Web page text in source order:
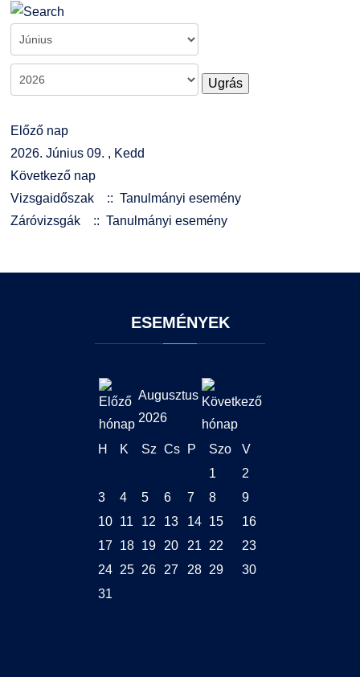
Nemzetközi Lehetőségek
Fordítási Szolgáltatások
GY.I.K.
Átjelentkezőknek
TDK/Tehetségnap
Online Studium
Ugrás
Előző nap
2026. Június 09. , Kedd
Következő nap
Vizsgaidőszak
:: Tanulmányi esemény
Záróvizsgák
:: Tanulmányi esemény
ESEMÉNYEK
Augusztus
2026
H K Sz Cs P Szo
V
1
2
3
4 5 6 7 8
9
10
11 12 13 14 15
16
17
18 19 20 21 22
23
24
25 26 27 28 29
30
31